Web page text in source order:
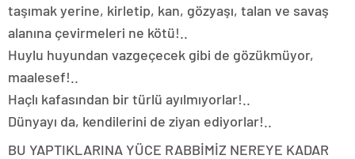
taşımak yerine, kirletip, kan, gözyaşı, talan ve savaş
alanına çevirmeleri ne kötü!..
Huylu huyundan vazgeçecek gibi de gözükmüyor,
maalesef!..
Haçlı kafasından bir türlü ayılmıyorlar!..
Dünyayı da, kendilerini de ziyan ediyorlar!..
BU YAPTIKLARINA YÜCE RABBİMİZ NEREYE KADAR